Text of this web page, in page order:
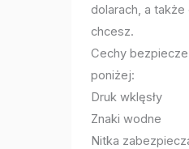
dolarach, a
chcesz.
Cechy
poniżej:
Druk wklęsły
Znaki wodne
Nitka